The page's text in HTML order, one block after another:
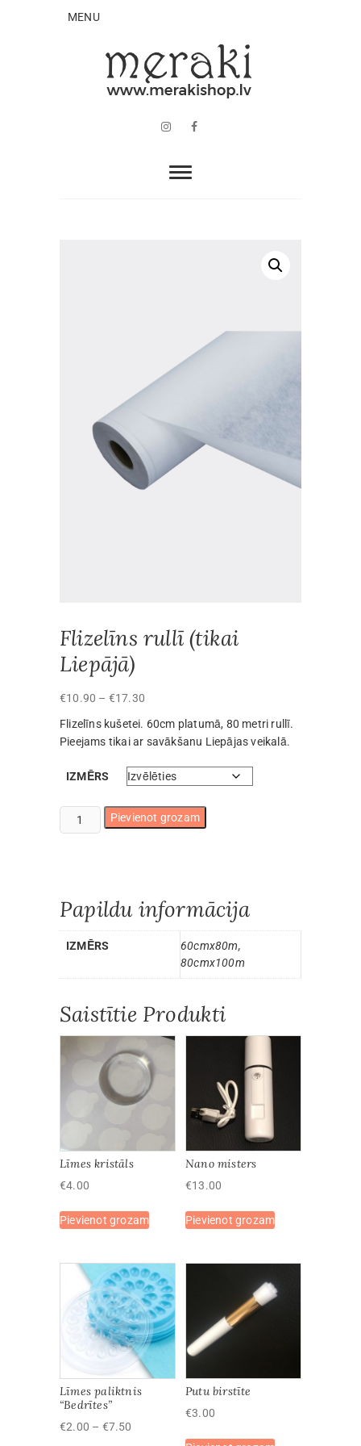
MENU
InstagramFacebook
Flizelīns rullī (tikai
Liepājā)
€10.90 – €17.30
€10.90
€17.30
Flizelīns kušetei. 60cm platumā, 80 metri rullī.
Pieejams tikai ar savākšanu Liepājas veikalā.
IZMĒRS
Flizelīns
rullī
Pievienot grozam
Papildu informācija
IZMĒRS
60cmx80m,
80cmx100m
Saistītie Produkti
Līmes kristāls
€4.00
Pievienot grozam
Nano misters
€13.00
Pievienot grozam
Līmes paliktnis
“Bedrītes”
€2.00 – €7.50
Putu birstīte
€3.00